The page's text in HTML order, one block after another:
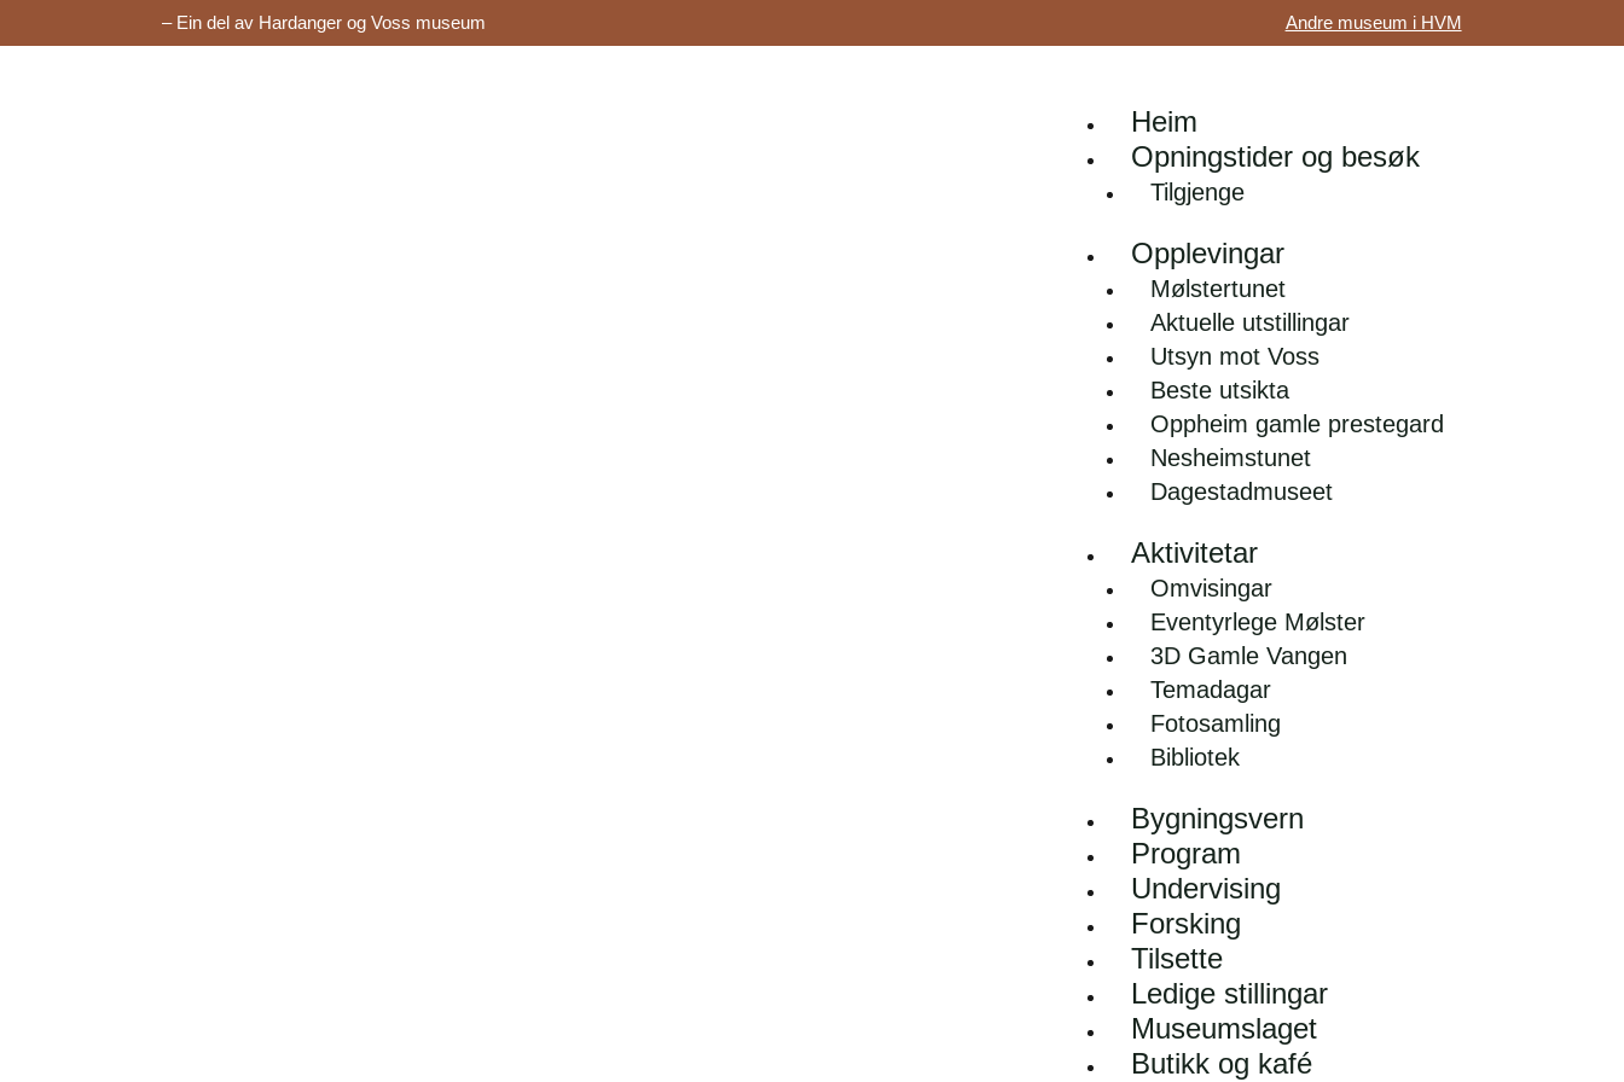
– Ein del av Hardanger og Voss museum Andre museum i HVM
Heim
Opningstider og besøk
Tilgjenge
Opplevingar
Mølstertunet
Aktuelle utstillingar
Utsyn mot Voss
Beste utsikta
Oppheim gamle prestegard
Nesheimstunet
Dagestadmuseet
Aktivitetar
Omvisingar
Eventyrlege Mølster
3D Gamle Vangen
Temadagar
Fotosamling
Bibliotek
Bygningsvern
Program
Undervising
Forsking
Tilsette
Ledige stillingar
Museumslaget
Butikk og kafé